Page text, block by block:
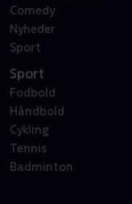
Comedy
Nyheder
Sport
Sport
Fodbold
Håndbold
Cykling
Tennis
Badminton